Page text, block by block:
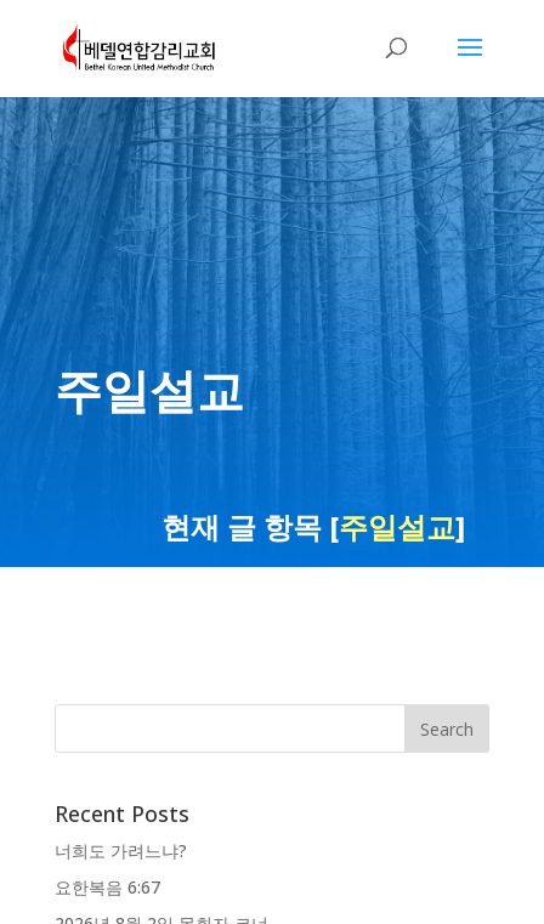
주일설교
현재 글 항목 [주일설교]
Recent Posts
너희도 가려느냐?
요한복음 6:67